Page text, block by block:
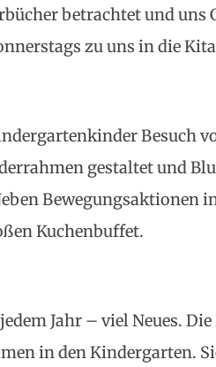
betrachtet und uns
zu uns in die
Besuch
gestaltet und
Bewegungsaktionen
Kuchenbuffet.
Jahr – viel Neues.
in den Kindergarten.